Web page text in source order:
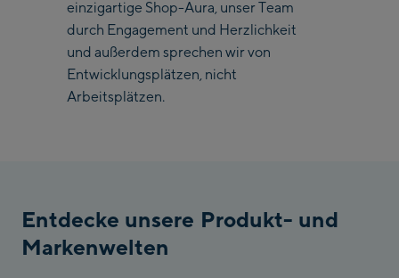
Saalbach Zentrum
Kohlmaisbahn
Saalbach Ski-Service
McArthurGlen
Designer Outlet
einzigartige Shop-Aura, unser Team
durch Engagement und Herzlichkeit
und außerdem sprechen wir von
Entwicklungsplätzen, nicht
Arbeitsplätzen.
Entdecke unsere Produkt- und
Markenwelten